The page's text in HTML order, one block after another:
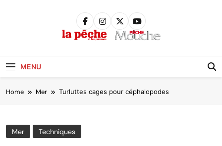
MENU
Home Mer Turluttes cages pour céphalopodes
Mer Techniques